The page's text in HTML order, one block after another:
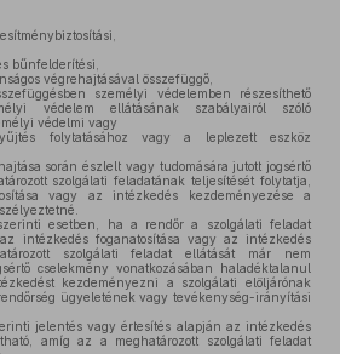
bűnfelderítési,
végrehajtásával összefüggő,
személyi védelemben részesíthető
védelem ellátásának szabályairól szóló
védelmi vagy
folytatásához vagy a leplezett eszköz
során észlelt vagy tudomására jutott jogsértő
szolgálati feladatának teljesítését folytatja,
vagy az intézkedés kezdeményezése a
esetben, ha a rendőr a szolgálati feladat
intézkedés foganatosítása vagy az intézkedés
szolgálati feladat ellátását már nem
cselekmény vonatkozásában haladéktalanul
kezdeményezni a szolgálati elöljárónak
ügyeletének vagy tevékenység-irányítási
jelentés vagy értesítés alapján az intézkedés
amíg az a meghatározott szolgálati feladat